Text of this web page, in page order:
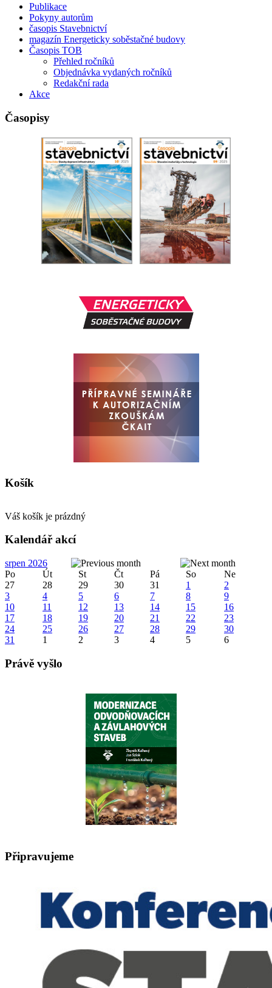
Publikace
Pokyny autorům
časopis Stavebnictví
magazín Energeticky soběstačné budovy
Časopis TOB
Přehled ročníků
Objednávka vydaných ročníků
Redakční rada
Akce
Časopisy
Košík
Váš košík je prázdný
Kalendář akcí
srpen 2026
Po
Út St Čt Pá So
Ne
27
28 29 30 31 1
2
3
4 5 6 7 8
9
10
11 12 13 14 15
16
17
18 19 20 21 22
23
24
25 26 27 28 29
30
31
1 2 3 4 5 6
Právě vyšlo
Připravujeme